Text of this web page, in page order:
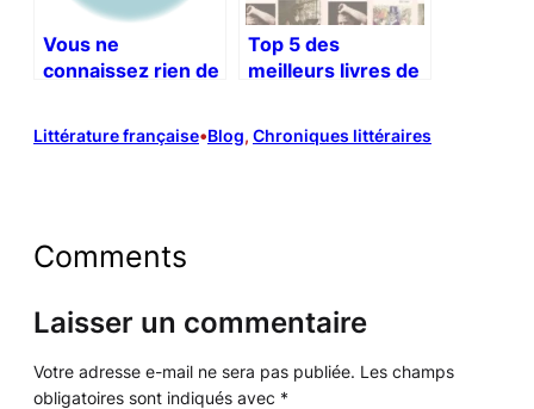
Vous ne
connaissez rien de
Top 5 des
meilleurs livres de
Littérature française•Blog, Chroniques littéraires
Comments
Laisser un commentaire
Votre adresse e-mail ne sera pas publiée. Les champs
obligatoires sont indiqués avec *